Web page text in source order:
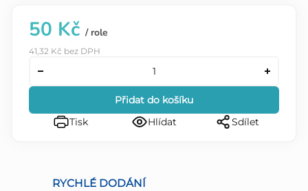
50 Kč / role
41,32 Kč bez DPH
Přidat do košíku
Tisk
Hlídat Sdílet
RYCHLÉ DODÁNÍ